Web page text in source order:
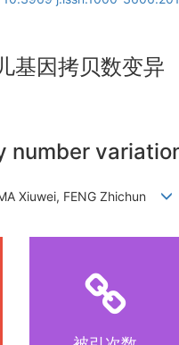
基因拷贝数变异
number
Xiuwei, FENG Zhichun